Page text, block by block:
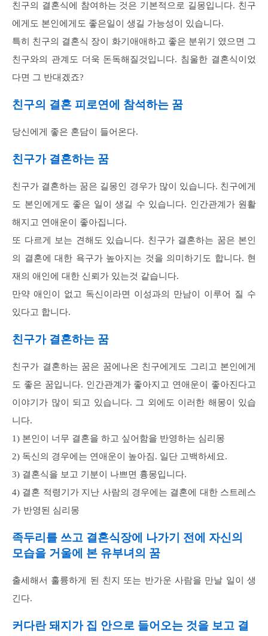
친구의 결혼식에 참여하는 것은 기본적으로 길몽입니다. 친구
에게도 본인에게도 좋은일이 생길 가능성이 있습니다.
특히 친구의 결혼식 장이 화기애애하고 좋은 분위기 였으면 그
친구와의 관계도 더욱 돈독해질것입니다. 침울한 결혼식이었
다면 그 반대겠죠?
친구의 결혼 피로연에 참석하는 꿈
당신에게 좋은 혼담이 들어온다.
친구가 결혼하는 꿈
친구가 결혼하는 꿈은 길몽인 경우가 많이 있습니다. 친구에게
도 본인에게도 좋은 일이 생길 수 있습니다. 인간관계가 원활
해지고 연애운이 좋아집니다.
또 다르게 보는 견해도 있습니다. 친구가 결혼하는 꿈은 본인
의 결혼에 대한 욕구가 높아지는 것을 의미하기도 합니다. 현
재의 애인에 대한 신뢰가 있는것 같습니다.
만약 애인이 없고 독신이라면 이성과의 만남이 이루어 질 수
있다고 합니다.
친구가 결혼하는 꿈
친구가 결혼하는 꿈은 꿈에나온 친구에게도 그리고 본인에게
도 좋은 꿈입니다. 인간관계가 좋아지고 연애운이 좋아진다고
이야기가 많이 되고 있습니다. 그 외에도 이러한 해몽이 있습
니다.
1) 본인이 너무 결혼을 하고 싶어함을 반영하는 심리몽
2) 독신의 경우에는 연애운이 높아짐. 일단 고백하세요.
3) 결혼식을 보고 기분이 나쁘면 흉몽입니다.
4) 결혼 적령기가 지난 사람의 경우에는 결혼에 대한 스트레스
가 반영된 심리몽
족두리를 쓰고 결혼식장에 나가기 전에 자신의
모습을 거울에 본 유부녀의 꿈
출세해서 훌륭하게 된 친지 또는 반가운 사람을 만날 일이 생
긴다.
커다란 돼지가 집 안으로 들어오는 것을 보고 결